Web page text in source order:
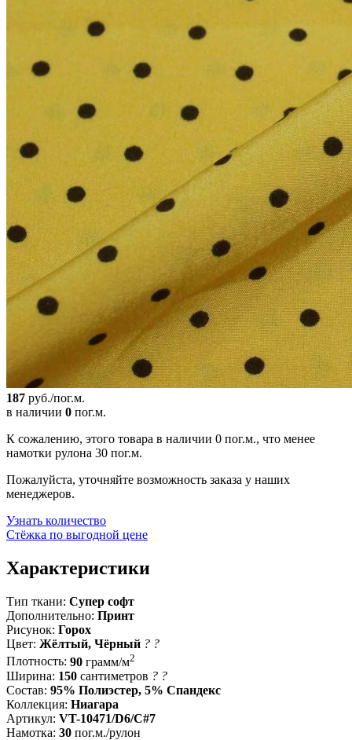
187 руб./пог.м.
в наличии 0 пог.м.
К сожалению, этого товара в наличии 0 пог.м., что менее
намотки рулона 30 пог.м.
Пожалуйста, уточняйте возможность заказа у наших
менеджеров.
Узнать количество
Стёжка по выгодной цене
Характеристики
Тип ткани: Супер софт
Дополнительно: Принт
Рисунок: Горох
Цвет: Жёлтый, Чёрный ? ?
Плотность: 90 грамм/м2
Ширина: 150 сантиметров ? ?
Состав: 95% Полиэстер, 5% Спандекс
Коллекция: Ниагара
Артикул: VT-10471/D6/C#7
Намотка: 30 пог.м./рулон